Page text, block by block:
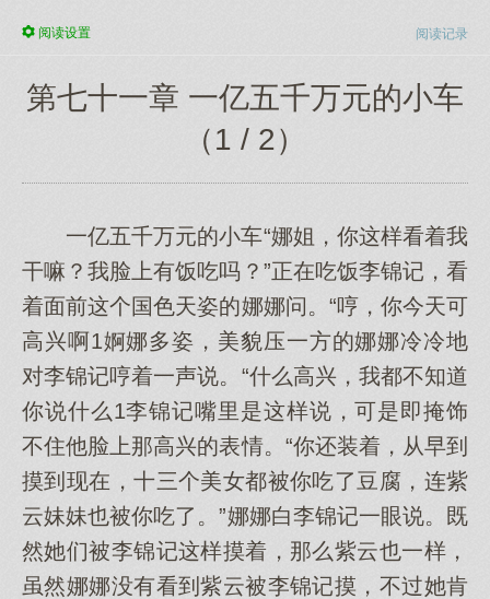
阅读记录
阅读设置
第七十一章 一亿五千万元的小车
（1 / 2）
一亿五千万元的小车“娜姐，你这样看着我
干嘛？我脸上有饭吃吗？”正在吃饭李锦记，看
着面前这个国色天姿的娜娜问。“哼，你今天可
高兴啊1婀娜多姿，美貌压一方的娜娜冷冷地
对李锦记哼着一声说。“什么高兴，我都不知道
你说什么1李锦记嘴里是这样说，可是即掩饰
不住他脸上那高兴的表情。“你还装着，从早到
摸到现在，十三个美女都被你吃了豆腐，连紫
云妹妹也被你吃了。”娜娜白李锦记一眼说。既
然她们被李锦记这样摸着，那么紫云也一样，
虽然娜娜没有看到紫云被李锦记摸，不过她肯